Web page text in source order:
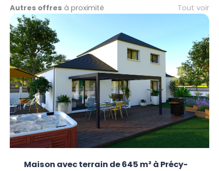
Autres offres à proximité Tout voir
Maison avec terrain de 645 m² à Précy-